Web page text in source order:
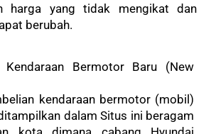
harga yang tidak mengikat dan
berubah.
Kendaraan Bermotor Baru (New
kendaraan bermotor (mobil)
dalam Situs ini beragam